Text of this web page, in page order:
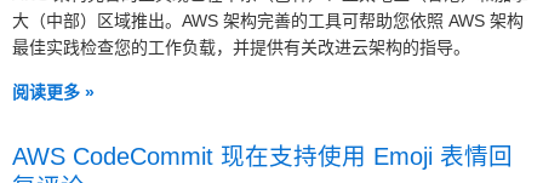
大（中部）区域推出。AWS 架构完善的工具可帮助您依照 AWS 架构
最佳实践检查您的工作负载，并提供有关改进云架构的指导。
阅读更多 »
AWS CodeCommit 现在支持使用 Emoji 表情回